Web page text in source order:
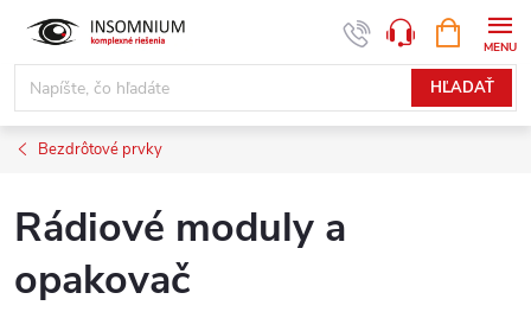
obsah
HĽADAŤ
KOŠÍK
Bezdrôtové prvky
Rádiové moduly a
opakovač
www.insomnium.sk - Chat